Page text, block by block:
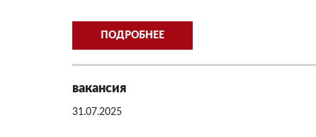
ПОДРОБНЕЕ
вакансия
31.07.2025